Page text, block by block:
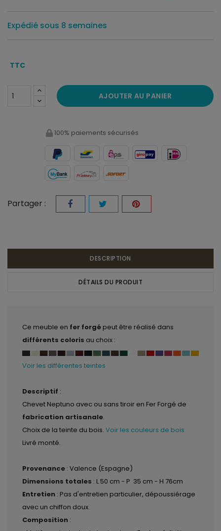
Expédié sous 8 semaines
TTC
AJOUTER AU PANIER
100% paiements sécurisés
Partager :
DESCRIPTION
DÉTAILS DU PRODUIT
Ce meuble en fer forgépeut être réalisé dans
différents coloris au choix :
Voir les différentes teintes
Descriptif :
Chevet Neptuno avec ou sans tiroir en Fer Forgé de
fabrication artisanale.
Choix de la teinte du bois. Voir les couleurs de bois
Livré monté.
Provenance : Valence (Espagne)
Dimensions totales : L 50 cm - P 35 cm - H 76cm
Entretien : Pas d'entretien particulier, dépoussiérage
avec un chiffon doux.
Composition :